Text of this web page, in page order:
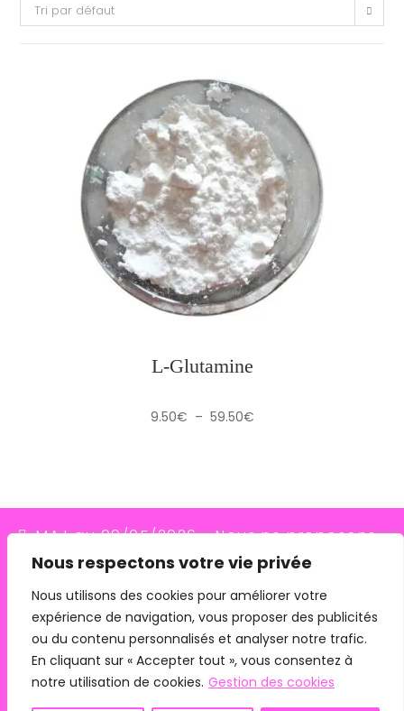
Nous respectons votre vie privée
Nous utilisons des cookies pour améliorer votre
expérience de navigation, vous proposer des publicités
ou du contenu personnalisés et analyser notre trafic.
En cliquant sur « Accepter tout », vous consentez à
notre utilisation de cookies. Gestion des cookies
MAJ au 09/05/2026 - Nous ne proposons
plus le transporteur Relais Colis (placés en
redressement judiciaire le 10/03/26, ils
n'assurent plus les livraisons depuis le
07/05/26). Pour les commandes avec
remise en main propre, merci de me
Tri par défaut
L-Glutamine
9.50€ – 59.50€Plage